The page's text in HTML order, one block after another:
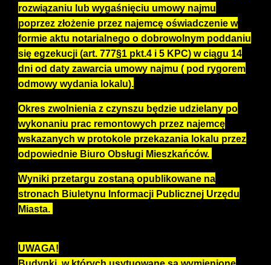
rozwiązaniu lub wygaśnięciu umowy najmu
poprzez złożenie przez najemcę oświadczenie w
formie aktu notarialnego o dobrowolnym poddaniu
się egzekucji (art. 777§1 pkt.4 i 5 KPC) w ciągu 14
dni od daty zawarcia umowy najmu ( pod rygorem
odmowy wydania lokalu).
Okres zwolnienia z czynszu będzie udzielany po
wykonaniu prac remontowych przez najemcę
wskazanych w protokole przekazania lokalu przez
odpowiednie Biuro Obsługi Mieszkańców.
Wyniki przetargu zostaną opublikowane na
stronach Biuletynu Informacji Publicznej Urzędu
Miasta.
UWAGA!